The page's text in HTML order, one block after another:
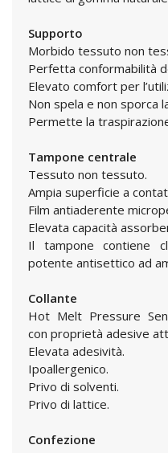
Supporto
Morbido tessuto non
Perfetta conformabilità
Elevato comfort per
Non spela e non sporca
Permette la
Tampone centrale
Tessuto non tessuto.
Ampia superficie a
Film antiaderente
Elevata capacità
Il tampone contiene
potente antisettico ad
Collante
Hot Melt Pressure
con proprietà adesive
Elevata adesività.
Ipoallergenico.
Privo di solventi.
Privo di lattice.
Confezione